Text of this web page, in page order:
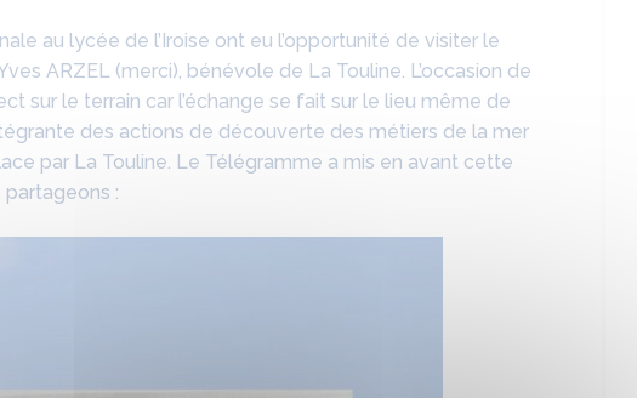
au lycée de l’Iroise ont eu l’opportunité de visiter le
ARZEL (merci), bénévole de La Touline. L’occasion de
sur le terrain car l’échange se fait sur le lieu même de
des actions de découverte des métiers de la mer
par La Touline. Le Télégramme a mis en avant cette
: